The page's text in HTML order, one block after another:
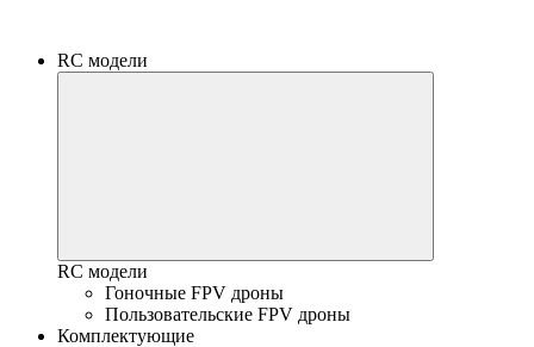
RC модели
RC модели
Гоночные FPV дроны
Пользовательские FPV дроны
Комплектующие